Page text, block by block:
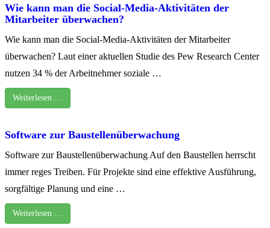
Wie kann man die Social-Media-Aktivitäten der
Mitarbeiter überwachen?
Wie kann man die Social-Media-Aktivitäten der Mitarbeiter
überwachen? Laut einer aktuellen Studie des Pew Research Center
nutzen 34 % der Arbeitnehmer soziale …
Weiterlesen …
Software zur Baustellenüberwachung
Software zur Baustellenüberwachung Auf den Baustellen herrscht
immer reges Treiben. Für Projekte sind eine effektive Ausführung,
sorgfältige Planung und eine …
Weiterlesen …